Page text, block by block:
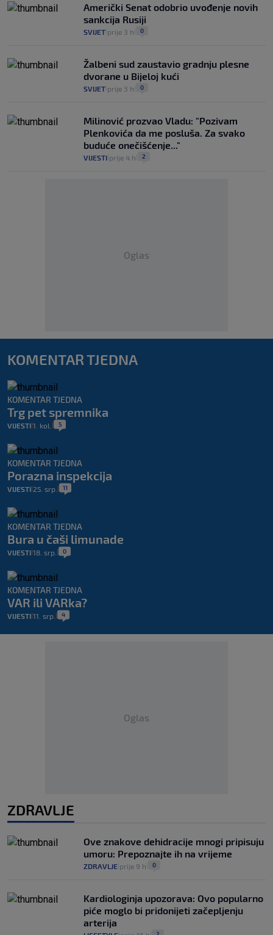
Američki Senat odobrio uvođenje novih
sankcija Rusiji
SVIJET prije 3 h 0
Žalbeni sud zaustavio gradnju plesne
dvorane u Bijeloj kući
SVIJET prije 3 h 0
Milinović prozvao Vladu: "Pozivam
Plenkovića da me posluša. Za svako
buduće onečišćenje..."
VIJESTI prije 4 h 2
Oglas
KOMENTAR TJEDNA
KOMENTAR TJEDNA
Trg pet spremnika
VIJESTI 1. kol. 5
KOMENTAR TJEDNA
Porazna inspekcija
VIJESTI 25. srp. 11
KOMENTAR TJEDNA
Bura u čaši limunade
VIJESTI 18. srp. 0
KOMENTAR TJEDNA
VAR ili VARka?
VIJESTI 11. srp. 4
Oglas
ZDRAVLJE
Ove znakove dehidracije mnogi pripisuju
umoru: Prepoznajte ih na vrijeme
ZDRAVLJE prije 9 h 0
Kardiologinja upozorava: Ovo popularno
piće moglo bi pridonijeti začepljenju
arterija